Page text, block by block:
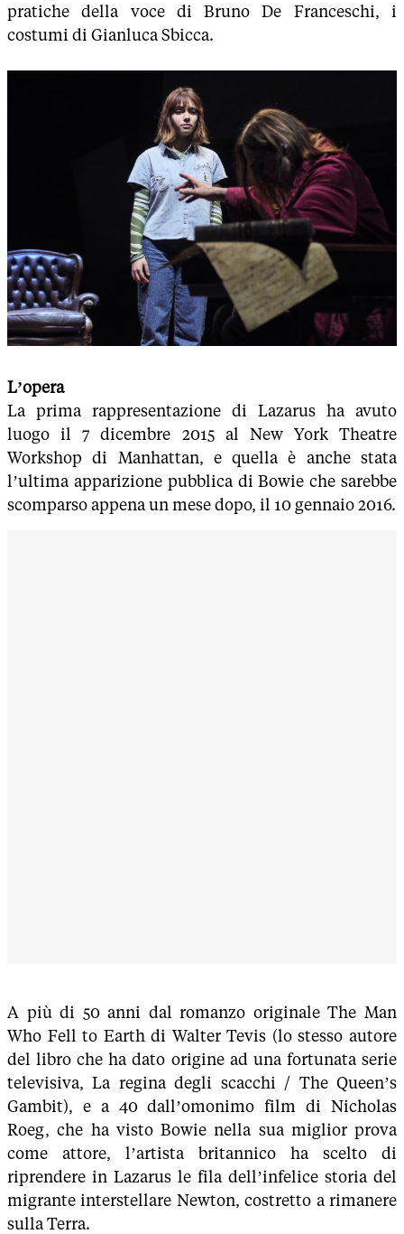
pratiche della voce di Bruno De Franceschi, i
costumi di Gianluca Sbicca.
L’opera
La prima rappresentazione di Lazarus ha avuto
luogo il 7 dicembre 2015 al New York Theatre
Workshop di Manhattan, e quella è anche stata
l’ultima apparizione pubblica di Bowie che sarebbe
scomparso appena un mese dopo, il 10 gennaio 2016.
A più di 50 anni dal romanzo originale The Man
Who Fell to Earth di Walter Tevis (lo stesso autore
del libro che ha dato origine ad una fortunata serie
televisiva, La regina degli scacchi / The Queen’s
Gambit), e a 40 dall’omonimo film di Nicholas
Roeg, che ha visto Bowie nella sua miglior prova
come attore, l’artista britannico ha scelto di
riprendere in Lazarus le fila dell’infelice storia del
migrante interstellare Newton, costretto a rimanere
sulla Terra.